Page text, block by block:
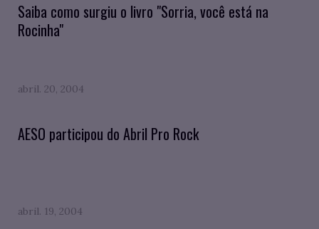
Saiba como surgiu o livro "Sorria, você está na
Rocinha"
abril. 20, 2004
AESO participou do Abril Pro Rock
abril. 19, 2004